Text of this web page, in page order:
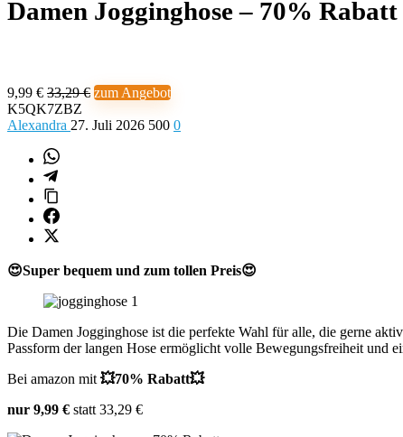
Damen Jogginghose – 70% Rabatt
9,99 € 33,29 € zum Angebot
K5QK7ZBZ
Alexandra 27. Juli 2026 500 0
😍Super bequem und zum tollen Preis😍
Die Damen Jogginghose ist die perfekte Wahl für alle, die gerne
Passform der langen Hose ermöglicht volle Bewegungsfreiheit und
Bei amazon mit 💥70% Rabatt💥
nur 9,99 € statt 33,29 €